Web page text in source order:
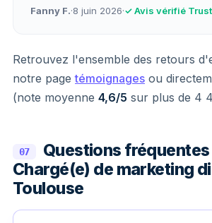
Fanny F.·8 juin 2026·✓ Avis vérifié
Retrouvez l'ensemble des retours
notre pagetémoignages ou
(note moyenne 4,6/5 sur plus de 4
07
Questions
Chargé(e) de marketing
Toulouse